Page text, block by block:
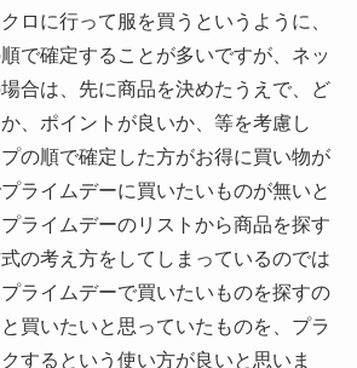
ロに行って服を買うというように、
で確定することが多いですが、ネッ
合は、先に商品を決めたうえで、ど
、ポイントが良いか、等を考慮し
の順で確定した方がお得に買い物が
ライムデーに買いたいものが無いと
ライムデーのリストから商品を探す
の考え方をしてしまっているのでは
ライムデーで買いたいものを探すの
買いたいと思っていたものを、プラ
するという使い方が良いと思いま